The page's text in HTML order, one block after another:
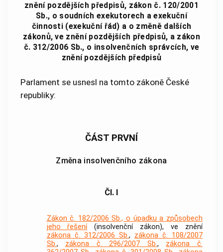
znění pozdějších předpisů, zákon č. 120/2001
Sb., o soudních exekutorech a exekuční
činnosti (exekuční řád) a o změně dalších
zákonů, ve znění pozdějších předpisů, a zákon
č. 312/2006 Sb., o insolvenčních správcích, ve
znění pozdějších předpisů
Parlament se usnesl na tomto zákoně České
republiky:
ČÁST PRVNÍ
Změna insolvenčního zákona
Čl. I
Zákon č. 182/2006 Sb., o úpadku a způsobech
jeho řešení(insolvenční zákon), ve znění
zákona č. 312/2006 Sb., zákona č. 108/2007
Sb., zákona č. 296/2007 Sb., zákona č.